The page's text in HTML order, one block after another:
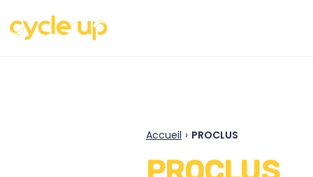
Accueil › PROCLUS